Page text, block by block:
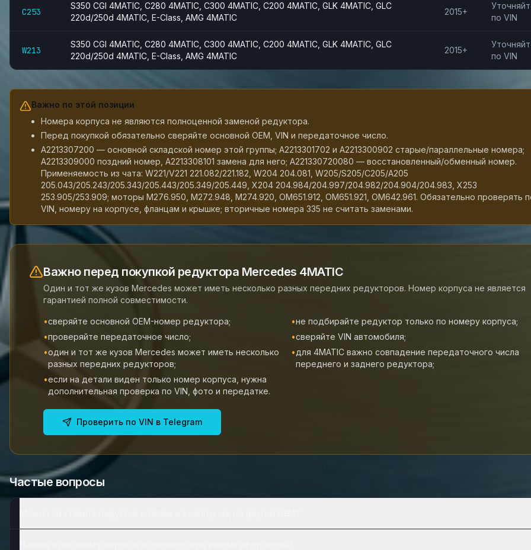
C253
S350 CGI 4MATIC, C280 4MATIC, C300 4MATIC, C200 4MATIC, GLK 4MATIC, GLC
220d/250d 4MATIC, E-Class, AMG 4MATIC
2015+
по VIN
W213
S350 CGI 4MATIC, C280 4MATIC, C300 4MATIC, C200 4MATIC, GLK 4MATIC, GLC
220d/250d 4MATIC, E-Class, AMG 4MATIC
2015+
по VIN
Важно по этой позиции
Номера корпуса не являются полноценной заменой редуктора.
Перед покупкой обязательно сверяйте основной OEM, VIN и передаточное число.
A2213307200 — основной складской номер этой группы; A2213301702 и A2213300902 старые/параллельные номера;
A2213309000 поздний номер, A2213308101 замена для него; A221330720080 — восстановленный/обменный номер.
Применяемость из чата: W221/V221 221.082/221.182, W204 204.081, W205/S205/C205/A205
205.043/205.243/205.343/205.443/205.349/205.449, X204 204.984/204.997/204.982/204.904/204.983, X253
253.905/253.909; моторы M276.950, M272.948, M274.920, OM651.912, OM651.921, OM642.961. Обязательно проверять
VIN, номеру на корпусе, фланцам и крышке; вторичные номера 335 не считать заменами.
Важно перед покупкой редуктора Mercedes 4MATIC
Один и тот же кузов Mercedes может иметь несколько разных передних редукторов. Номер корпуса не является
гарантией полной совместимости.
•сверяйте основной OEM-номер редуктора; •не подбирайте редуктор только по номеру корпуса;
•проверяйте передаточное число; •сверяйте VIN автомобиля;
•один и тот же кузов Mercedes может иметь несколько
разных передних редукторов;
•для 4MATIC важно совпадение передаточного числа
переднего и заднего редуктора;
•если на детали виден только номер корпуса, нужна
дополнительная проверка по VIN, фото и передатке.
Проверить по VIN в Telegram
Частые вопросы